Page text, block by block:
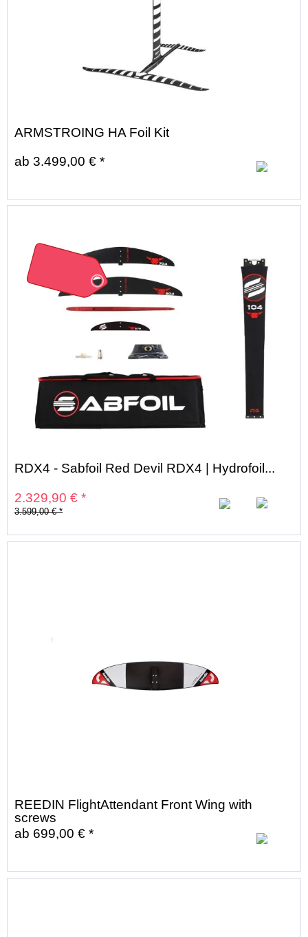
ARMSTROING HA Foil Kit
ab 3.499,00 € *
RDX4 - Sabfoil Red Devil RDX4 | Hydrofoil...
2.329,90 € *
3.599,00 € *
REEDIN FlightAttendant Front Wing with
screws
ab 699,00 € *